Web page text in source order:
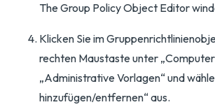
The Group Policy Object Editor
Klicken Sie im
rechten Maustaste unter
„Administrative Vorlagen“ und
hinzufügen/entfernen“ aus.